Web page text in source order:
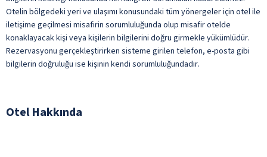
Otelin bölgedeki yeri ve ulaşımı konusundaki tüm yönergeler için otel ile
iletişime geçilmesi misafirin sorumluluğunda olup misafir otelde
konaklayacak kişi veya kişilerin bilgilerini doğru girmekle yükümlüdür.
Rezervasyonu gerçekleştirirken sisteme girilen telefon, e-posta gibi
bilgilerin doğruluğu ise kişinin kendi sorumluluğundadır.
Otel Hakkında